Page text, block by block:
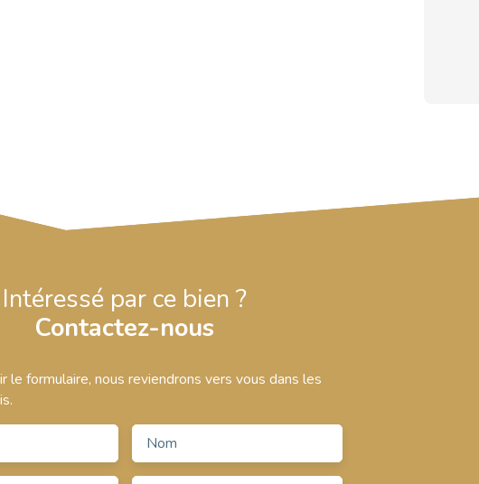
Intéressé par ce bien ?
Contactez-nous
le formulaire, nous reviendrons vers vous dans les
Nom